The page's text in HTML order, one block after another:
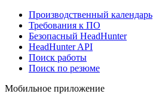
Производственный календарь
Требования к ПО
Безопасный HeadHunter
HeadHunter API
Поиск работы
Поиск по резюме
Мобильное приложение